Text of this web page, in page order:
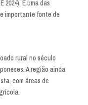
2024). É uma das
importante fonte de
rural no século
A região ainda
com áreas de